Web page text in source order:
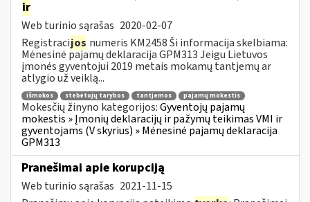
ir
Web turinio sąrašas 2020-02-07
Registracijos numeris KM2458 Ši informacija skelbiama:
Mėnesinė pajamų deklaracija GPM313 Jeigu Lietuvos
įmonės gyventojui 2019 metais mokamų tantjemų ar
atlygio už veiklą...
išmokos stebėtojų tarybos tantjemos pajamų mokestis
Mokesčių žinyno kategorijos:Gyventojų pajamų
mokestis » Įmonių deklaracijų ir pažymų teikimas VMI ir
gyventojams (V skyrius) » Mėnesinė pajamų deklaracija
GPM313
Pranešimai apie korupciją
Web turinio sąrašas 2021-11-15